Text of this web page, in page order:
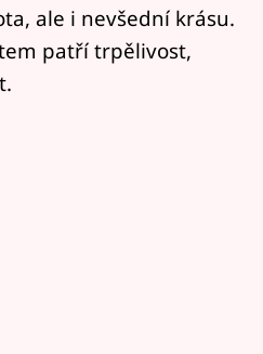
ale i nevšední krásu.
patří trpělivost,